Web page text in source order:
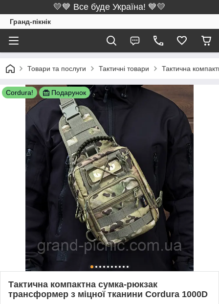
💛💙 Все буде Україна! 💙💛
Гранд-пікнік
Товари та послуги Тактичні товари Тактична
Cordura! Подарунок
Тактична компактна сумка-рюкзак
трансформер з міцної тканини Cordura 1000D